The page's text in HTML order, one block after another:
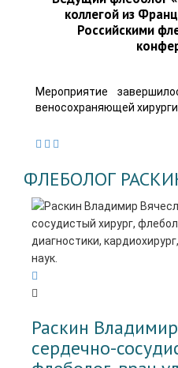
коллегой из
Российскими
Мероприятие
веносохраняющей
ФЛЕБОЛОГ
Раскин
cердечно-